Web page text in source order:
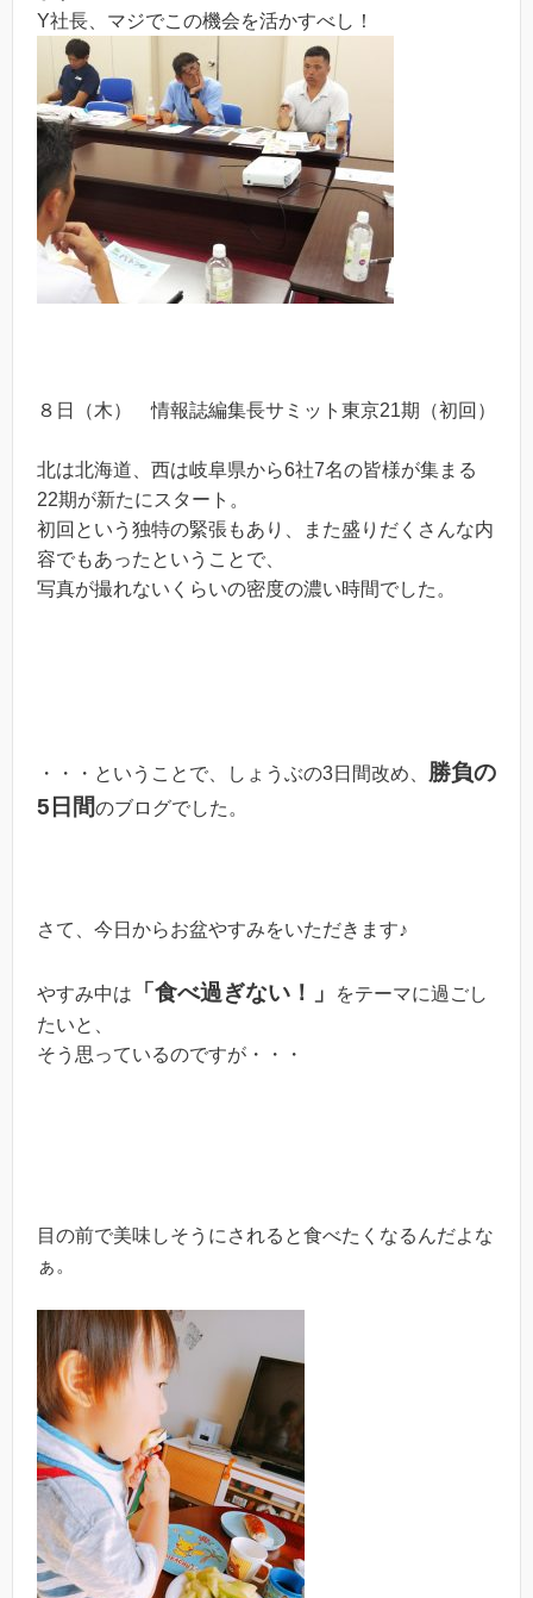
Y社長、マジでこの機会を活かすべし！
８日（木） 情報誌編集長サミット東京21期（初回）
北は北海道、西は岐阜県から6社7名の皆様が集まる
22期が新たにスタート。
初回という独特の緊張もあり、また盛りだくさんな内
容でもあったということで、
写真が撮れないくらいの密度の濃い時間でした。
・・・ということで、しょうぶの3日間改め、
勝負の
5日間のブログでした。
さて、今日からお盆やすみをいただきます♪
やすみ中は 「食べ過ぎない！」
をテーマに過ごし
たいと、
そう思っているのですが・・・
目の前で美味しそうにされると食べたくなるんだよな
ぁ。